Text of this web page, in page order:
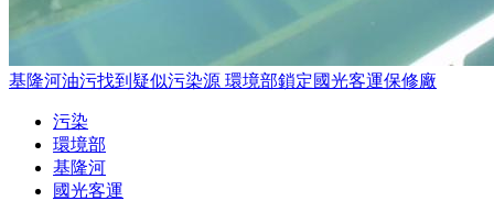
基隆河油污找到疑似污染源 環境部鎖定國光客運保修廠
污染
環境部
基隆河
國光客運